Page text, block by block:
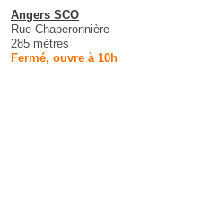
Angers SCO
Rue Chaperonnière
285 mètres
Fermé, ouvre à 10h